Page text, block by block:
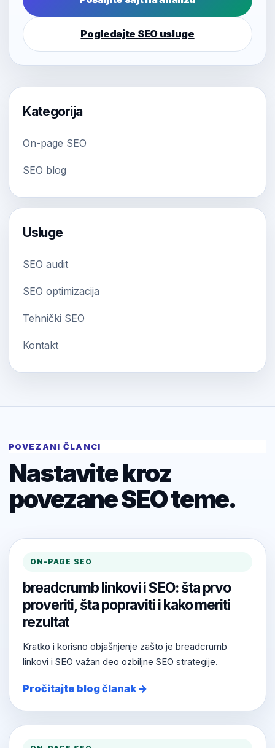
Pogledajte SEO usluge
Kategorija
On-page SEO
SEO blog
Usluge
SEO audit
SEO optimizacija
Tehnički SEO
Kontakt
POVEZANI ČLANCI
Nastavite kroz
povezane SEO teme.
ON-PAGE SEO
breadcrumb linkovi i SEO: šta prvo
proveriti, šta popraviti i kako meriti
rezultat
Kratko i korisno objašnjenje zašto je breadcrumb
linkovi i SEO važan deo ozbiljne SEO strategije.
Pročitajte blog članak →